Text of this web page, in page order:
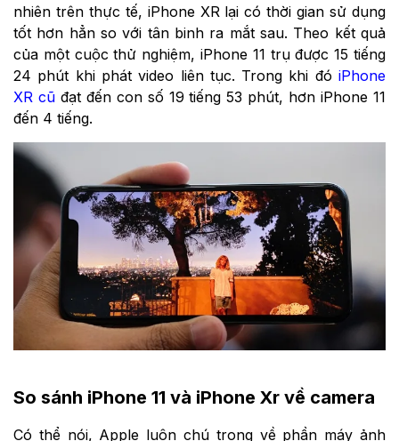
nhiên trên thực tế, iPhone XR lại có thời gian sử dụng
tốt hơn hẳn so với tân binh ra mắt sau. Theo kết quả
của một cuộc thử nghiệm, iPhone 11 trụ được 15 tiếng
24 phút khi phát video liên tục. Trong khi đó iPhone
XR cũđạt đến con số 19 tiếng 53 phút, hơn iPhone 11
đến 4 tiếng.
So sánh iPhone 11 và iPhone Xr về camera
Có thể nói, Apple luôn chú trọng về phần máy ảnh